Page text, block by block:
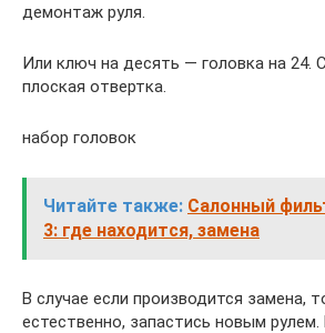
демонтаж руля.
Или ключ на десять — головка на 24.
плоская отвертка.
набор головок
Читайте также: Салонный
3: где находится, замена
В случае если производится замена,
естественно, запастись новым